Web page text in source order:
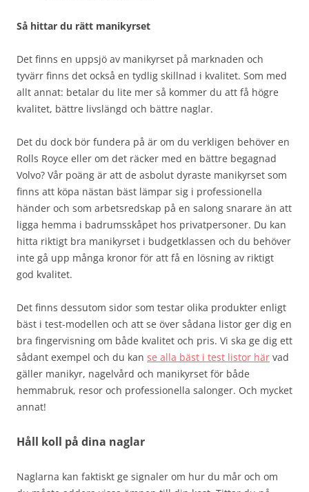
Så hittar du rätt manikyrset
Det finns en uppsjö av manikyrset på marknaden och
tyvärr finns det också en tydlig skillnad i kvalitet. Som med
allt annat: betalar du lite mer så kommer du att få högre
kvalitet, bättre livslängd och bättre naglar.
Det du dock bör fundera på är om du verkligen behöver en
Rolls Royce eller om det räcker med en bättre begagnad
Volvo? Vår poäng är att de asbolut dyraste manikyrset som
finns att köpa nästan bäst lämpar sig i professionella
händer och som arbetsredskap på en salong snarare än att
ligga hemma i badrumsskåpet hos privatpersoner. Du kan
hitta riktigt bra manikyrset i budgetklassen och du behöver
inte gå upp många kronor för att få en lösning av riktigt
god kvalitet.
Det finns dessutom sidor som testar olika produkter enligt
bäst i test-modellen och att se över sådana listor ger dig en
bra fingervisning om både kvalitet och pris. Vi ska ge dig ett
sådant exempel och du kan se alla bäst i test listor här vad
gäller manikyr, nagelvård och manikyrset för både
hemmabruk, resor och professionella salonger. Och mycket
annat!
Håll koll på dina naglar
Naglarna kan faktiskt ge signaler om hur du mår och om